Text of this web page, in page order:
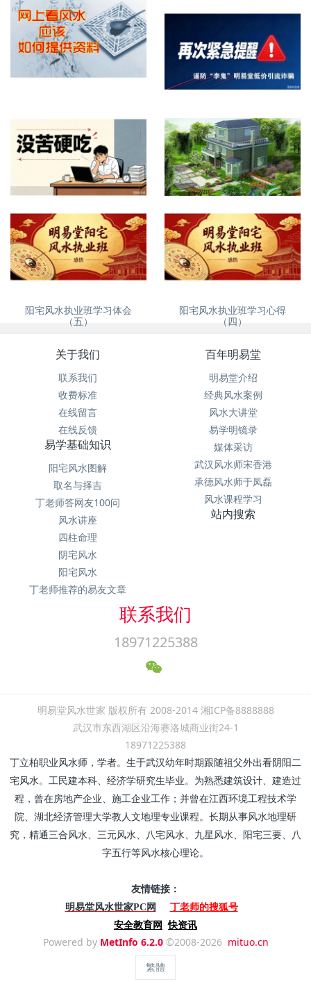
再次紧急提醒，谨防诈骗
没苦硬吃？ 自建房、别墅风水怎么看
阳宅风水执业班学习体会
（五）
阳宅风水执业班学习心得
（四）
关于我们
联系我们
收费标准
在线留言
在线反馈
百年明易堂
明易堂介绍
经典风水案例
风水大讲堂
易学明镜录
媒体采访
武汉风水师宋香港
承德风水师于凤磊
风水课程学习
易学基础知识
阳宅风水图解
取名与择吉
丁老师答网友100问
风水讲座
四柱命理
阴宅风水
阳宅风水
丁老师推荐的易友文章
站内搜索
联系我们
18971225388
明易堂风水世家 版权所有 2008-2014 湘ICP备8888888
武汉市东西湖区沿海赛洛城商业街24-1
18971225388
丁立柏职业风水师，学者。生于武汉幼年时期跟随祖父外出看阴阳二
宅风水。工民建本科、经济学研究生毕业。为熟悉建筑设计、建造过
程，曾在房地产企业、施工企业工作；并曾在江西环境工程技术学
院、湖北经济管理大学教人文地理专业课程。长期从事风水地理研
究，精通三合风水、三元风水、八宅风水、九星风水、阳宅三要、八
字五行等风水核心理论。
友情链接：
明易堂风水世家PC网
丁老师的搜狐号
安全教育网 快资讯
Powered by MetInfo 6.2.0©2008-2026 mituo.cn
繁體